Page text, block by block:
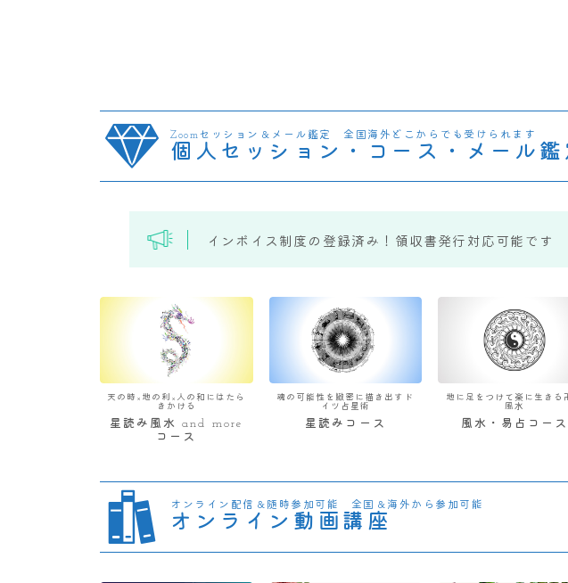
Zoomセッション＆メール鑑定 全国海外どこからでも受けられます
個人セッション・コース・メール鑑
インボイス制度の登録済み！領収書発行対応可能です
天の時×地の利×人の和にはたら
きかける
星読み風水 and more
コース
魂の可能性を緻密に描き出すド
イツ占星術
星読みコース
地に足をつけて楽に生きる
風水
風水・易占コース
オンライン配信＆随時参加可能 全国＆海外から参加可能
オンライン動画講座